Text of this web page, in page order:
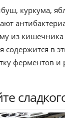
куркума,
из
содержится в
ферментов и